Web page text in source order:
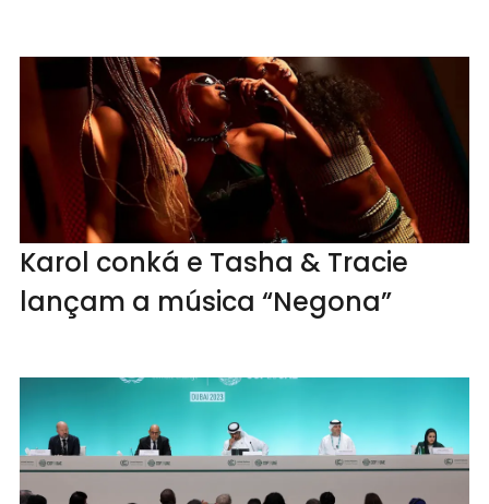
Karol conká e Tasha & Tracie
lançam a música “Negona”